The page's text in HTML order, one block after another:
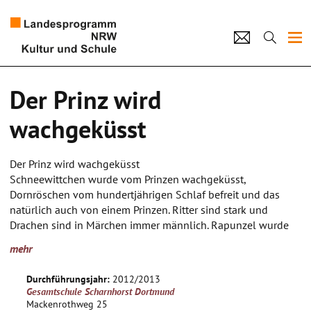
Künstlerpool
Kultur und Schule
home Impressum Datenschutz Kontakt
Der Prinz wird
wachgeküsst
Der Prinz wird wachgeküsst
Schneewittchen wurde vom Prinzen wachgeküsst,
Dornröschen vom hundertjährigen Schlaf befreit und das
natürlich auch von einem Prinzen. Ritter sind stark und
Drachen sind in Märchen immer männlich. Rapunzel wurde
Wolfes geholt. Warum ist es in Märchen eigentlich nie anders
und Ritter? In dem Projekt "Der Prinz wird wachgeküsst"
befassen wir uns mit der Rollenverteilung von Männern und
mehr
Durchführungsjahr: 2012/2013
Gesamtschule Scharnhorst Dortmund
Mackenrothweg 25